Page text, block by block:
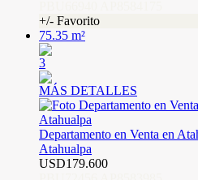
+/- Favorito
75.35 m²
3
MÁS DETALLES
Departamento en Venta en
Atahualpa
USD179.600